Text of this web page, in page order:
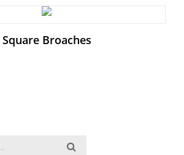
Square Broaches